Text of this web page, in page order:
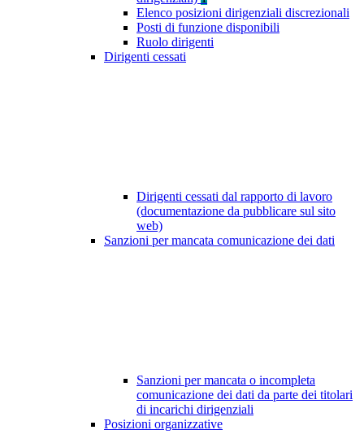
Elenco posizioni dirigenziali discrezionali
Posti di funzione disponibili
Ruolo dirigenti
Dirigenti cessati
Dirigenti cessati dal rapporto di lavoro
(documentazione da pubblicare sul sito
web)
Sanzioni per mancata comunicazione dei dati
Sanzioni per mancata o incompleta
comunicazione dei dati da parte dei titolari
di incarichi dirigenziali
Posizioni organizzative